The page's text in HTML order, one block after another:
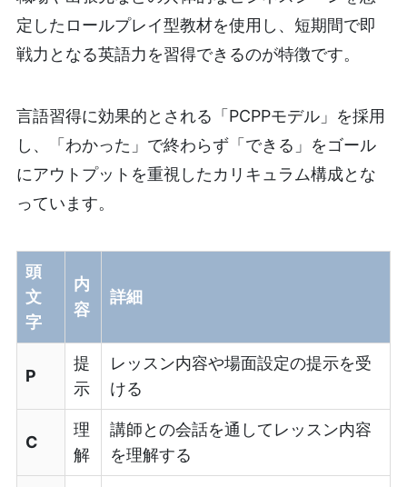
定したロールプレイ型教材を使用し、短期間で即
戦力となる英語力を習得できるのが特徴です。
言語習得に効果的とされる「PCPPモデル」を採用
し、「わかった」で終わらず「できる」をゴール
にアウトプットを重視したカリキュラム構成とな
っています。
頭
文
字
内
容
詳細
P
提
示
レッスン内容や場面設定の提示を受
ける
C
理
解
講師との会話を通してレッスン内容
を理解する